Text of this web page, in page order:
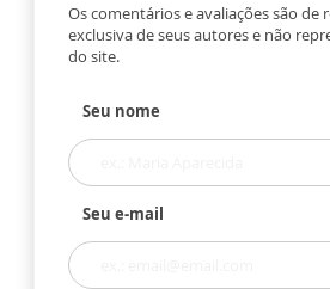
Os comentários e avaliações são de
exclusiva de seus autores e não
do site.
Seu nome
Seu e-mail